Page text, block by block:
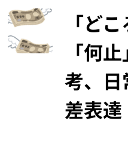
「ど
「何
考、
差表達